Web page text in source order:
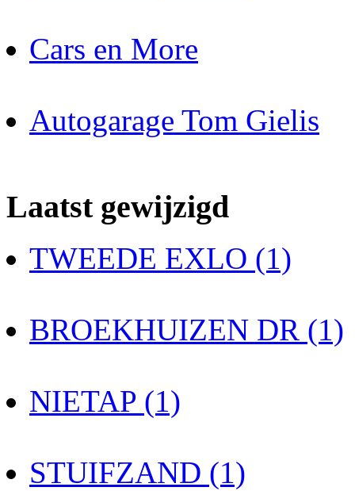
Cars en More
Autogarage Tom Gielis
Laatst gewijzigd
TWEEDE EXLO (1)
BROEKHUIZEN DR (1)
NIETAP (1)
STUIFZAND (1)